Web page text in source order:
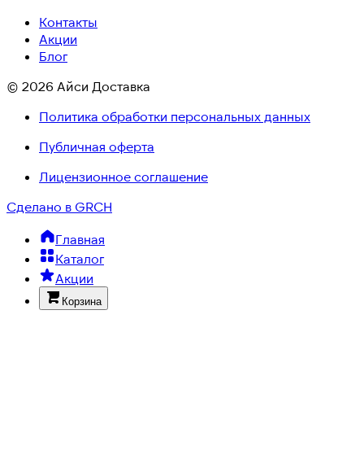
Контакты
Акции
Блог
© 2026 Айси Доставка
Политика обработки персональных данных
Публичная оферта
Лицензионное соглашение
Сделано в GRCH
Главная
Каталог
Акции
Корзина